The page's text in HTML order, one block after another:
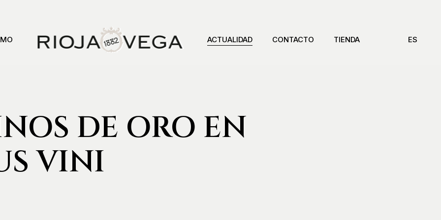
ACTUALIDAD CONTACTO TIENDA ES
DE ORO EN
VINI